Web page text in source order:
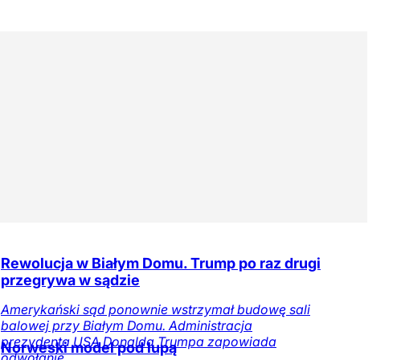
Rewolucja w Białym Domu. Trump po raz drugi
przegrywa w sądzie
Amerykański sąd ponownie wstrzymał budowę sali
balowej przy Białym Domu. Administracja
prezydenta USA Donalda Trumpa zapowiada
Norweski model pod lupą